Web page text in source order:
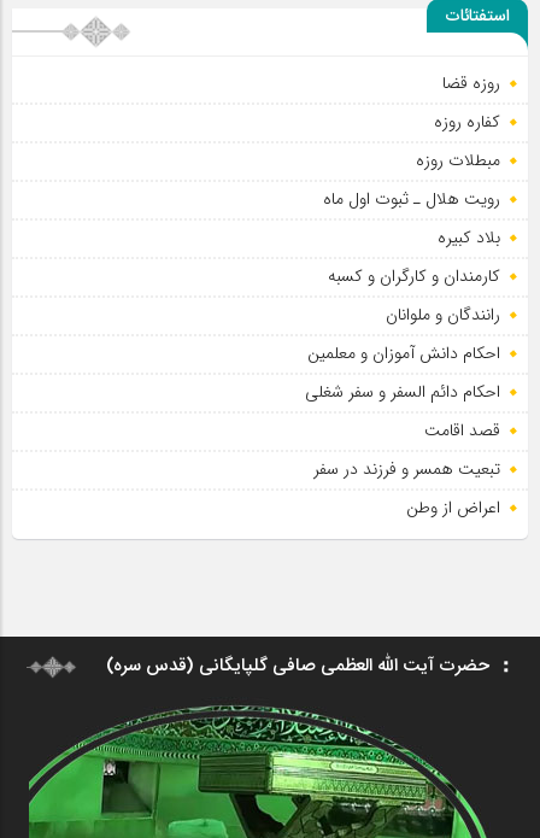
استفتائات
روزه قضا
کفاره روزه
مبطلات روزه
رویت هلال ـ ثبوت اول ماه
بلاد کبیره
کارمندان و کارگران و کسبه
رانندگان و ملوانان
احکام دانش آموزان و معلمین
احکام دائم السفر و سفر شغلی
قصد اقامت
تبعیت همسر و فرزند در سفر
اعراض از وطن
حضرت آیت الله العظمی صافی گلپایگانی (قدس سره)